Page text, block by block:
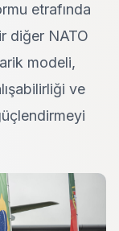
etrafında
diğer NATO
modeli,
ve